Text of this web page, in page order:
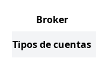
Broker
Tipos de cuentas